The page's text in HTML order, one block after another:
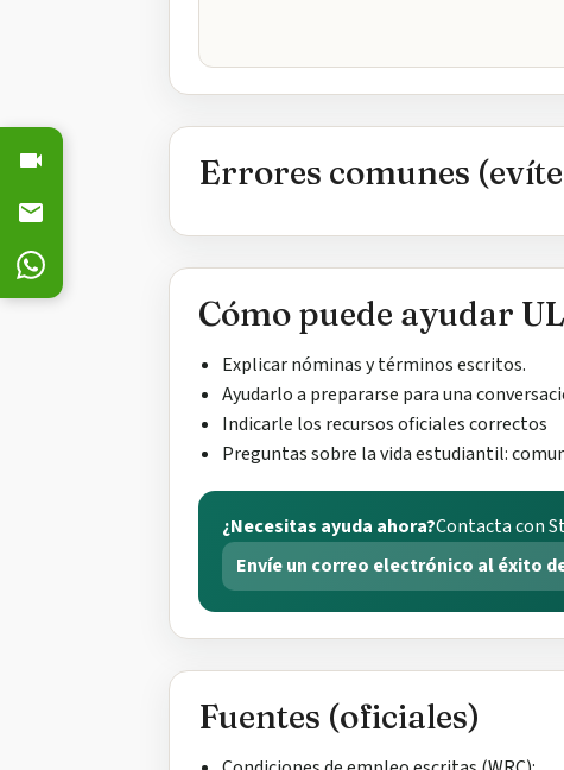
Errores comunes
Cómo puede ayudar
Explicar nóminas y términos escritos.
Ayudarlo a prepararse para una
Indicarle los recursos oficiales correctos
Preguntas sobre la vida estudiantil:
¿Necesitas ayuda ahora?Contacta con
Envíe un correo electrónico al éxito
Fuentes (oficiales)